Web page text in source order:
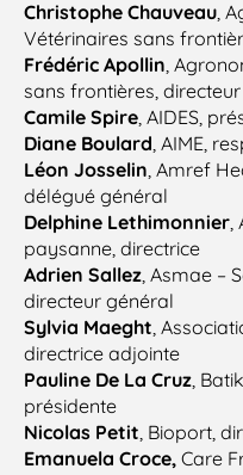
Christophe Chauveau,
Vétérinaires sans
Frédéric Apollin,
sans frontières,
Camile Spire, AIDES,
Diane Boulard, AIME,
Léon Josselin, Amref
délégué général
Delphine Lethimonnier,
paysanne, directrice
Adrien Sallez, Asmae –
directeur général
Sylvia Maeght,
directrice adjointe
Pauline De La Cruz,
présidente
Nicolas Petit, Bioport,
Emanuela Croce, Care